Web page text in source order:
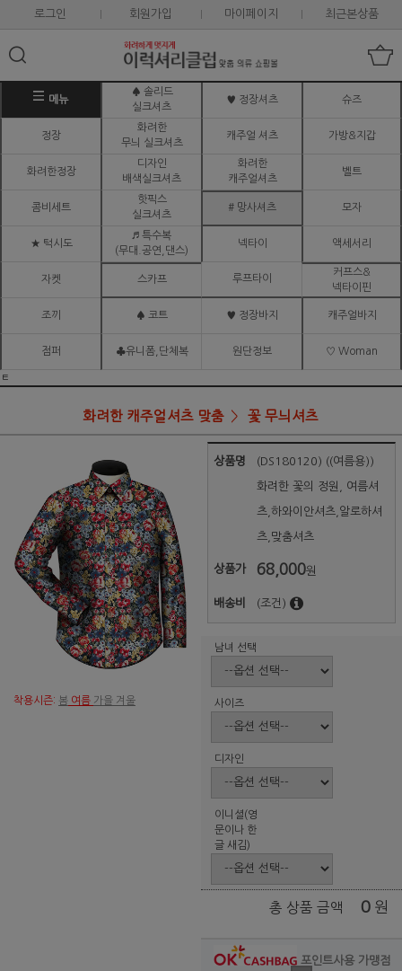
로그인 회원가입 마이페이지 최근본상품
메뉴
♠ 솔리드
실크셔츠
♥ 정장셔츠 슈즈
정장
화려한
무늬 실크셔츠
캐주얼 셔츠 가방&지갑
화려한정장
디자인
배색실크셔츠
화려한
캐주얼셔츠
벨트
콤비세트
핫픽스
실크셔츠
# 망사셔츠 모자
★ 턱시도
♬ 특수복
(무대.공연,댄스)
넥타이 액세서리
자켓 스카프 루프타이
커프스&
넥타이핀
조끼 ♠ 코트 ♥ 정장바지 캐주얼바지
점퍼 ♣유니폼,단체복 원단정보 ♡ Woman
ㅌ
화려한 캐주얼셔츠 맞춤 꽃 무늬셔츠
착용시즌: 봄 여름 가을 겨울
상품명 (DS180120) ((여름용))
화려한 꽃의 정원, 여름셔
츠,하와이안셔츠,알로하셔
츠,맞춤셔츠
상품가 68,000원
배송비 (조건)
남녀 선택
사이즈
디자인
이니셜(영
문이나 한
글 새김)
총 상품 금액 0 원
포인트사용 가맹점